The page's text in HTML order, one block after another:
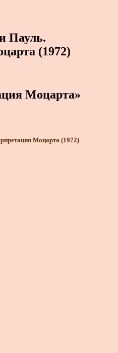
Пауль.
(1972)
Моцарта»
Моцарта (1972)